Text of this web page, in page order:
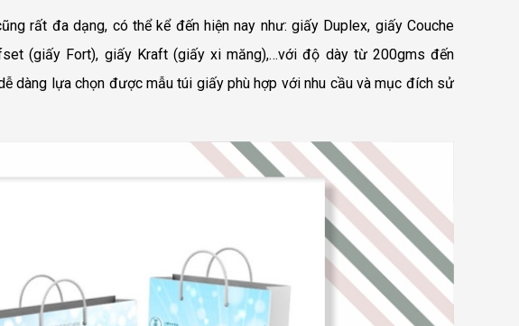
rất đa dạng, có thể kể đến hiện nay như: giấy Duplex, giấy Couche
(giấy Fort), giấy Kraft (giấy xi măng),…với độ dày từ 200gms đến
dàng lựa chọn được mẫu túi giấy phù hợp với nhu cầu và mục đích sử